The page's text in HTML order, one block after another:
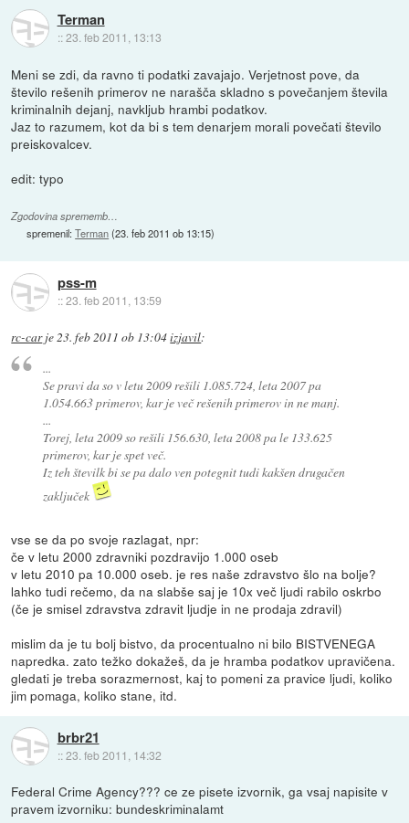
Terman
::23. feb 2011, 13:13
Meni se zdi, da ravno ti podatki zavajajo. Verjetnost pove, da
število rešenih primerov ne narašča skladno s povečanjem števila
kriminalnih dejanj, navkljub hrambi podatkov.
Jaz to razumem, kot da bi s tem denarjem morali povečati število
preiskovalcev.
edit: typo
Zgodovina sprememb…
spremenil:Terman(23. feb 2011 ob 13:15)
pss-m
::23. feb 2011, 13:59
rc-carje23. feb 2011 ob 13:04izjavil:
...
Se pravi da so v letu 2009 rešili 1.085.724, leta 2007 pa
1.054.663 primerov, kar je več rešenih primerov in ne manj.
...
Torej, leta 2009 so rešili 156.630, leta 2008 pa le 133.625
primerov, kar je spet več.
Iz teh številk bi se pa dalo ven potegnit tudi kakšen drugačen
zaključek
vse se da po svoje razlagat, npr:
če v letu 2000 zdravniki pozdravijo 1.000 oseb
v letu 2010 pa 10.000 oseb. je res naše zdravstvo šlo na bolje?
lahko tudi rečemo, da na slabše saj je 10x več ljudi rabilo oskrbo
(če je smisel zdravstva zdravit ljudje in ne prodaja zdravil)
mislim da je tu bolj bistvo, da procentualno ni bilo BISTVENEGA
napredka. zato težko dokažeš, da je hramba podatkov upravičena.
gledati je treba sorazmernost, kaj to pomeni za pravice ljudi, koliko
jim pomaga, koliko stane, itd.
brbr21
::23. feb 2011, 14:32
Federal Crime Agency??? ce ze pisete izvornik, ga vsaj napisite v
pravem izvorniku: bundeskriminalamt